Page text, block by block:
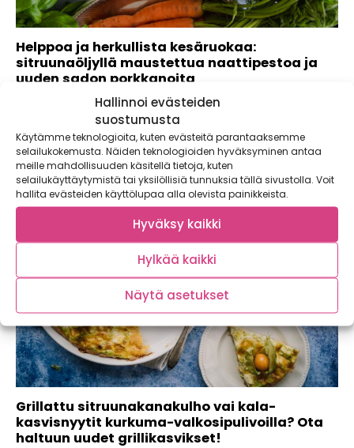
Hallinnoi evästeiden
suostumusta
Käytämme teknologioita, kuten evästeitä parantaaksemme
selailukokemusta. Näiden teknologioiden hyväksyminen antaa
meille mahdollisuuden käsitellä tietoja, kuten
selailukäyttäytymistä tai yksilöllisiä tunnuksia tällä sivustolla. Voit
hallita evästeiden käyttölupaa alla olevista painikkeista.
Hyväksy kaikki
Hylkää kaikki
Näytä asetukset
Helppoa ja herkullista kesäruokaa:
sitruunaöljyllä maustettua naattipestoa ja
uuden sadon porkkanoita
Kesähelteillä nopeus ja helppous ovat valttikortteja
ruuanlaitossa. Valmiiksi maustetut öljyt ovat näppärä tapa
saada...
Grillattu sitruunakanakulho vai kala-
kasvisnyytit kurkuma-valkosipulivoilla? Ota
haltuun uudet grillikasvikset!